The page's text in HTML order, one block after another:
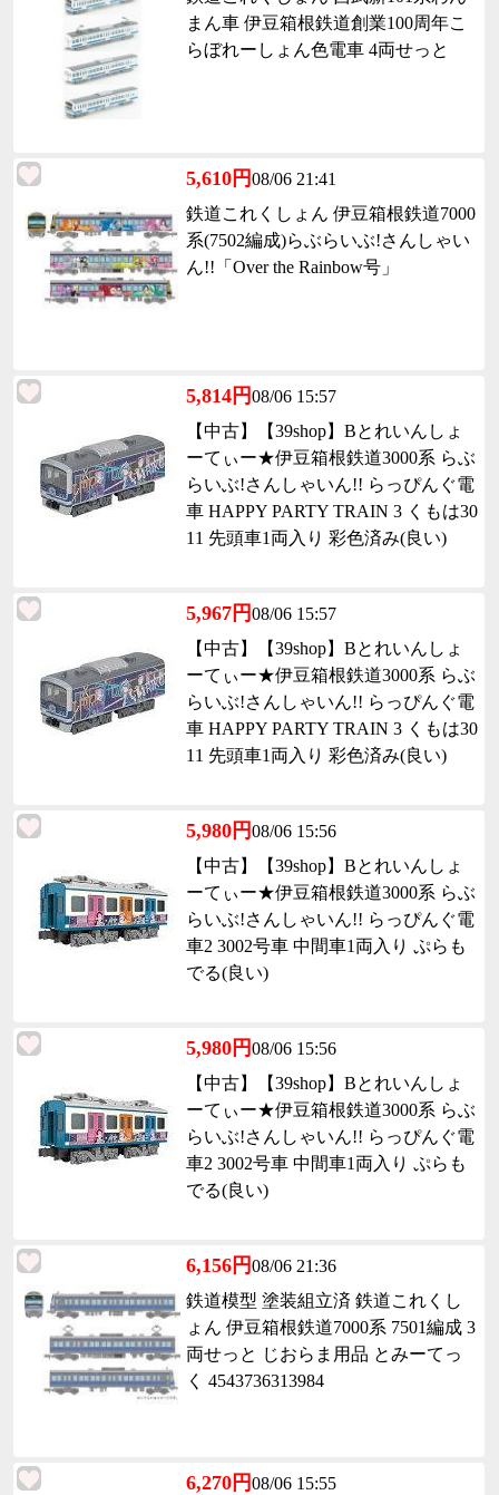
まん車 伊豆箱根鉄道創業100周年こ
らぼれーしょん色電車 4両せっと
5,610円08/06 21:41
鉄道これくしょん 伊豆箱根鉄道7000
系(7502編成)らぶらいぶ!さんしゃい
ん!!「Over the Rainbow号」
5,814円08/06 15:57
【中古】【39shop】Bとれいんしょ
ーてぃー★伊豆箱根鉄道3000系 らぶ
らいぶ!さんしゃいん!! らっぴんぐ電
車 HAPPY PARTY TRAIN 3 くもは30
11 先頭車1両入り 彩色済み(良い)
5,967円08/06 15:57
【中古】【39shop】Bとれいんしょ
ーてぃー★伊豆箱根鉄道3000系 らぶ
らいぶ!さんしゃいん!! らっぴんぐ電
車 HAPPY PARTY TRAIN 3 くもは30
11 先頭車1両入り 彩色済み(良い)
5,980円08/06 15:56
【中古】【39shop】Bとれいんしょ
ーてぃー★伊豆箱根鉄道3000系 らぶ
らいぶ!さんしゃいん!! らっぴんぐ電
車2 3002号車 中間車1両入り ぷらも
でる(良い)
5,980円08/06 15:56
【中古】【39shop】Bとれいんしょ
ーてぃー★伊豆箱根鉄道3000系 らぶ
らいぶ!さんしゃいん!! らっぴんぐ電
車2 3002号車 中間車1両入り ぷらも
でる(良い)
6,156円08/06 21:36
鉄道模型 塗装組立済 鉄道これくし
ょん 伊豆箱根鉄道7000系 7501編成 3
両せっと じおらま用品 とみーてっ
く 4543736313984
6,270円08/06 15:55